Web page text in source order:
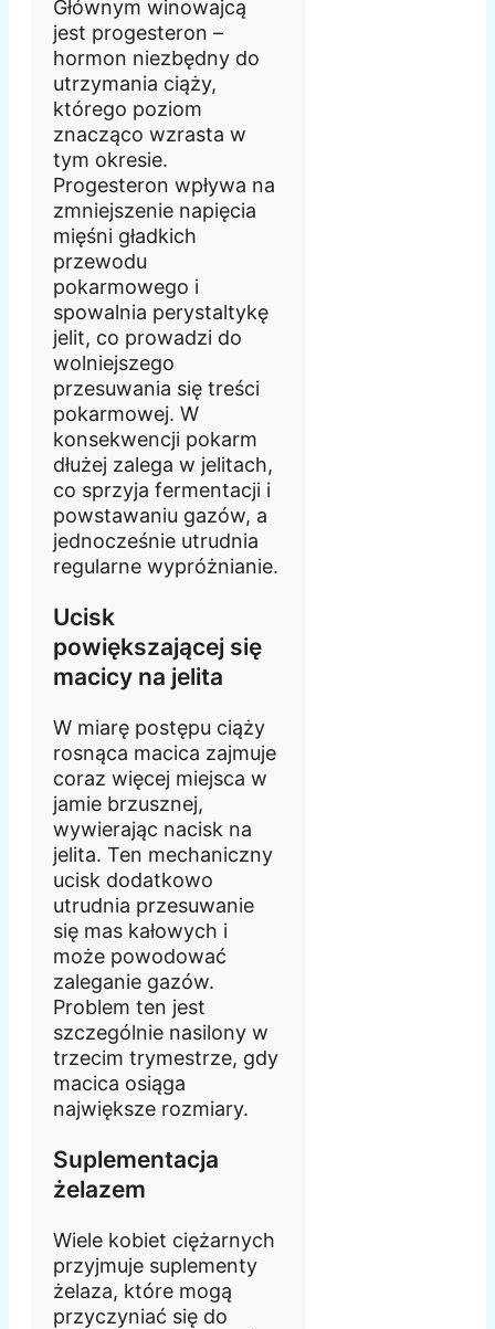
Głównym winowajcą
jest progesteron –
hormon niezbędny do
utrzymania ciąży,
którego poziom
znacząco wzrasta w
tym okresie.
Progesteron wpływa na
zmniejszenie napięcia
mięśni gładkich
przewodu
pokarmowego i
spowalnia perystaltykę
jelit, co prowadzi do
wolniejszego
przesuwania się treści
pokarmowej. W
konsekwencji pokarm
dłużej zalega w jelitach,
co sprzyja fermentacji i
powstawaniu gazów, a
jednocześnie utrudnia
regularne wypróżnianie.
Ucisk
powiększającej się
macicy na jelita
W miarę postępu ciąży
rosnąca macica zajmuje
coraz więcej miejsca w
jamie brzusznej,
wywierając nacisk na
jelita. Ten mechaniczny
ucisk dodatkowo
utrudnia przesuwanie
się mas kałowych i
może powodować
zaleganie gazów.
Problem ten jest
szczególnie nasilony w
trzecim trymestrze, gdy
macica osiąga
największe rozmiary.
Suplementacja
żelazem
Wiele kobiet ciężarnych
przyjmuje suplementy
żelaza, które mogą
przyczyniać się do